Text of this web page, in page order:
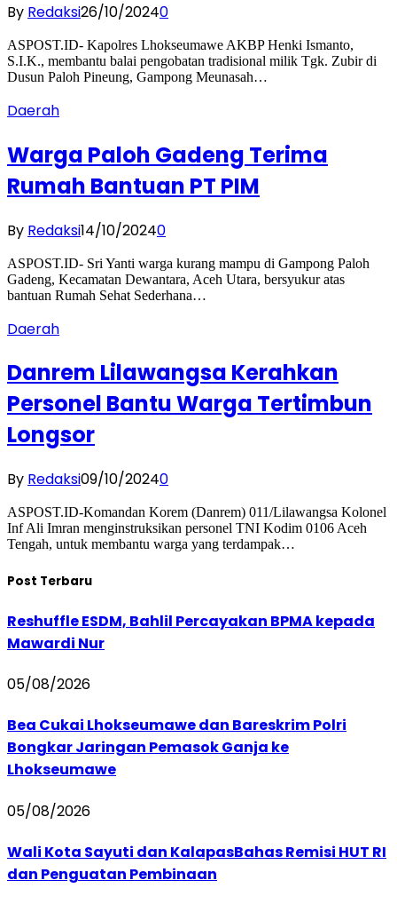
By Redaksi26/10/20240
ASPOST.ID- Kapolres Lhokseumawe AKBP Henki Ismanto,
S.I.K., membantu balai pengobatan tradisional milik Tgk. Zubir di
Dusun Paloh Pineung, Gampong Meunasah…
Daerah
Warga Paloh Gadeng Terima
Rumah Bantuan PT PIM
By Redaksi14/10/20240
ASPOST.ID- Sri Yanti warga kurang mampu di Gampong Paloh
Gadeng, Kecamatan Dewantara, Aceh Utara, bersyukur atas
bantuan Rumah Sehat Sederhana…
Daerah
Danrem Lilawangsa Kerahkan
Personel Bantu Warga Tertimbun
Longsor
By Redaksi09/10/20240
ASPOST.ID-Komandan Korem (Danrem) 011/Lilawangsa Kolonel
Inf Ali Imran menginstruksikan personel TNI Kodim 0106 Aceh
Tengah, untuk membantu warga yang terdampak…
Post Terbaru
Reshuffle ESDM, Bahlil Percayakan BPMA kepada
Mawardi Nur
05/08/2026
Bea Cukai Lhokseumawe dan Bareskrim Polri
Bongkar Jaringan Pemasok Ganja ke
Lhokseumawe
05/08/2026
Wali Kota Sayuti dan KalapasBahas Remisi HUT RI
dan Penguatan Pembinaan